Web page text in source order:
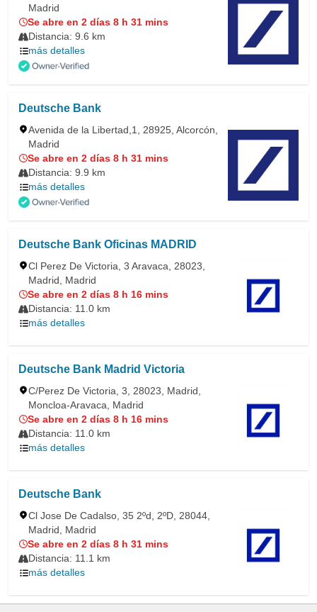
Madrid
Se abre en 2 días 8 h 31 mins
Distancia: 9.6 km
más detalles
Deutsche Bank
Avenida de la Libertad,1, 28925, Alcorcón,
Madrid
Se abre en 2 días 8 h 31 mins
Distancia: 9.9 km
más detalles
Deutsche Bank Oficinas MADRID
Cl Perez De Victoria, 3 Aravaca, 28023,
Madrid, Madrid
Se abre en 2 días 8 h 16 mins
Distancia: 11.0 km
más detalles
Deutsche Bank Madrid Victoria
C/Perez De Victoria, 3, 28023, Madrid,
Moncloa-Aravaca, Madrid
Se abre en 2 días 8 h 16 mins
Distancia: 11.0 km
más detalles
Deutsche Bank
Cl Jose De Cadalso, 35 2ºd, 2ºD, 28044,
Madrid, Madrid
Se abre en 2 días 8 h 31 mins
Distancia: 11.1 km
más detalles